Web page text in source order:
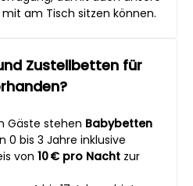
am Tisch sitzen können.
Zustellbetten für
Gäste stehen Babybetten
0 bis 3 Jahre inklusive
von 10 € pro Nacht zur